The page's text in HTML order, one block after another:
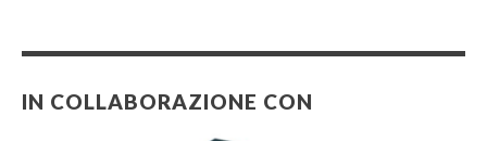
IN COLLABORAZIONE CON